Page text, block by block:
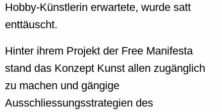
Hobby-Künstlerin erwartete, wurde satt
enttäuscht.
Hinter ihrem Projekt der Free Manifesta
stand das Konzept Kunst allen zugänglich
zu machen und gängige
Ausschliessungsstrategien des